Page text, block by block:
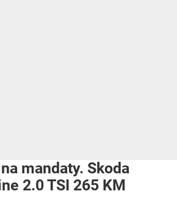
mandaty. Skoda
2.0 TSI 265 KM